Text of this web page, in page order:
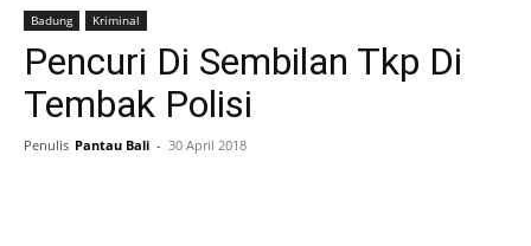
Badung Kriminal
Pencuri Di Sembilan Tkp Di
Tembak Polisi
Penulis Pantau Bali - 30 April 2018